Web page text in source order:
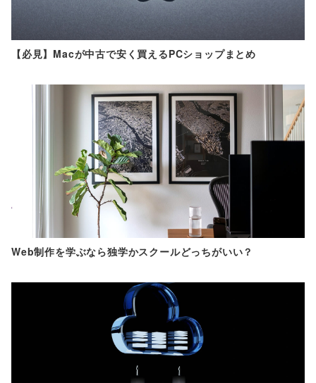
【必見】Macが中古で安く買えるPCショップまとめ
Web制作を学ぶなら独学かスクールどっちがいい？